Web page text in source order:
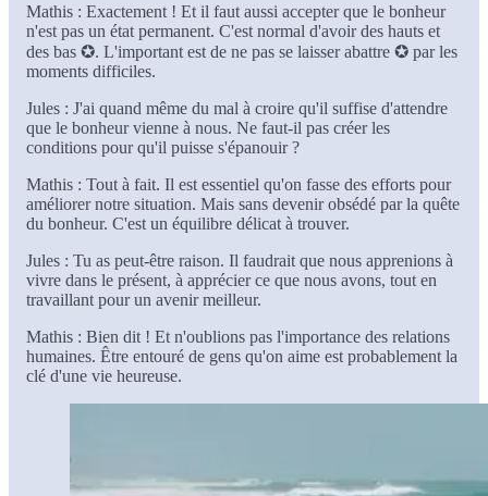
Mathis : Exactement ! Et il faut aussi accepter que le bonheur
n'est pas un état permanent. C'est normal d'avoir des hauts et
des bas ✪. L'important est de ne pas se laisser abattre ✪ par les
moments difficiles.
Jules : J'ai quand même du mal à croire qu'il suffise d'attendre
que le bonheur vienne à nous. Ne faut-il pas créer les
conditions pour qu'il puisse s'épanouir ?
Mathis : Tout à fait. Il est essentiel qu'on fasse des efforts pour
améliorer notre situation. Mais sans devenir obsédé par la quête
du bonheur. C'est un équilibre délicat à trouver.
Jules : Tu as peut-être raison. Il faudrait que nous apprenions à
vivre dans le présent, à apprécier ce que nous avons, tout en
travaillant pour un avenir meilleur.
Mathis : Bien dit ! Et n'oublions pas l'importance des relations
humaines. Être entouré de gens qu'on aime est probablement la
clé d'une vie heureuse.